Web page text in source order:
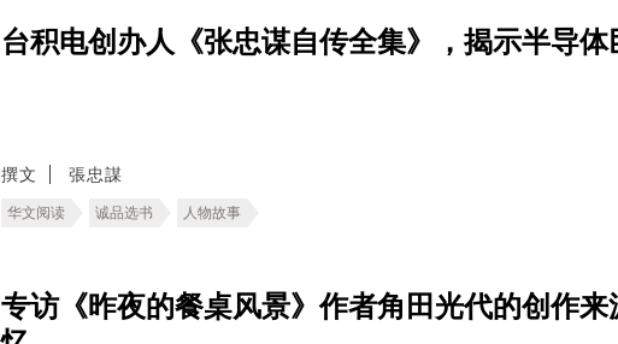
台积电创办人《张忠谋自传全集》，揭示半导
撰文 張忠謀
华文阅读 诚品选书 人物故事
专访《昨夜的餐桌风景》作者角田光代的创作